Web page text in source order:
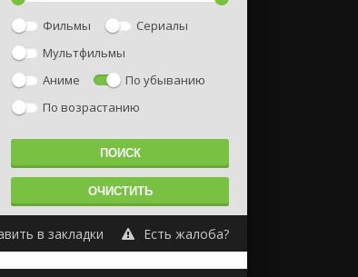
Фильмы
Сериалы
Мультфильмы
Аниме
По убыванию
По возрастанию
в закладки Есть жалоба?